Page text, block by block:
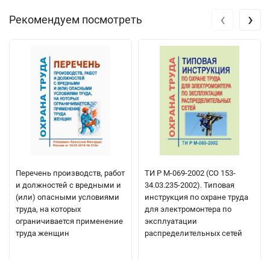
Рекомендуем посмотреть
Перечень производств, работ
и должностей с вредными и
(или) опасными условиями
труда, на которых
ограничивается применение
труда женщин
ТИ Р М-069-2002 (СО 153-
34.03.235-2002). Типовая
инструкция по охране труда
для электромонтера по
эксплуатации
распределительных сетей
‹ ›